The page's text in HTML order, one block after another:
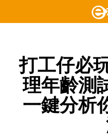
打工仔必
理年齡測
一鍵分析